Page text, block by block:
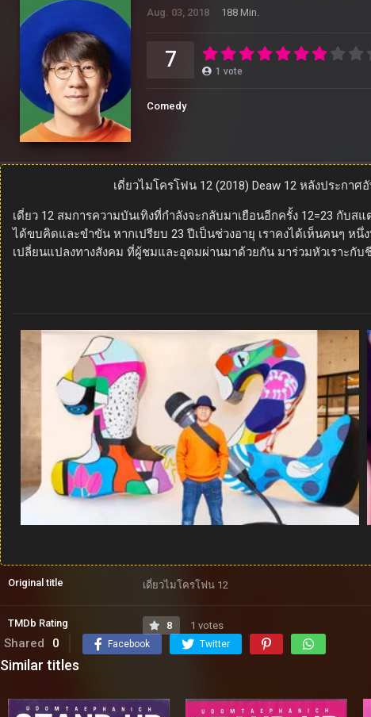
Aug. 03, 2018 188 Min.
7 1 vote
Comedy
เดี่ยวไมโครโฟน 12 (2018) Deaw 12 หลังประ
เดี่ยว 12 สมการความบันเทิงที่กำลังจะกลับมาเยือนอีกครั้ง 12=23 กั
ได้ขบคิดและขำขัน หากเปรียบ 23 ปีเป็นช่วงอายุ เราคงได้เห็นคนๆ
เปลี่ยนแปลงทางสังคม ที่ผู้ชมและอุดมผ่านมาด้วยกัน มาร่วมหัวเราะกับ
Original title เดี่ยวไมโครโฟน 12
TMDb Rating 8 1 votes
Shared 0 Facebook Twitter
Similar titles